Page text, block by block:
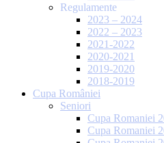
Regulamente
2023 – 2024
2022 – 2023
2021-2022
2020-2021
2019-2020
2018-2019
Cupa României
Seniori
Cupa Romaniei
Cupa Romaniei